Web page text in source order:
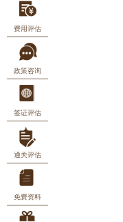
费用评估
政策咨询
签证评估
通关评估
免费资料